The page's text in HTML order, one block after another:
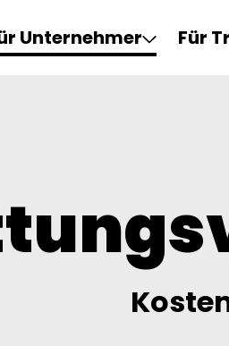
Unternehmer Für